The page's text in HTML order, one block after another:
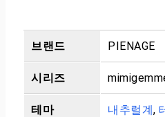
브랜드 PIENAGE
시리즈
테마 내추럴계,